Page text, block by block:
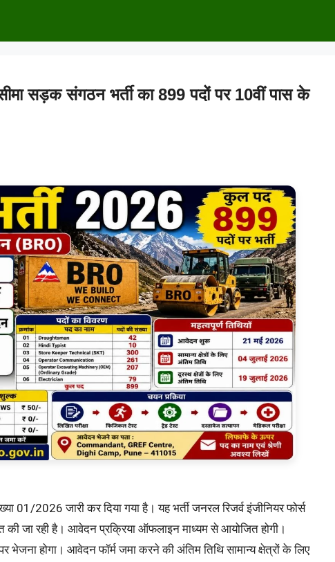
सड़क संगठन भर्ती का 899 पदों पर 10वीं पास के
01/2026 जारी कर दिया गया है। यह भर्ती जनरल रिजर्व इंजीनियर फोर्स
की जा रही है। आवेदन प्रक्रिया ऑफलाइन माध्यम से आयोजित होगी।
भेजना होगा। आवेदन फॉर्म जमा करने की अंतिम तिथि सामान्य क्षेत्रों के लिए